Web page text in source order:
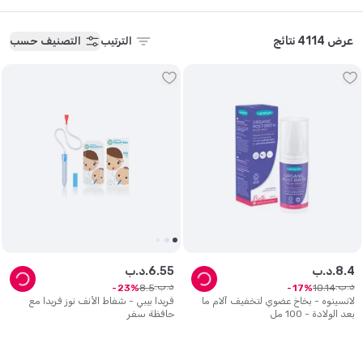
عرض 4114 نتائج الترتيب التصنيف حسب
لانسينوه - بخاخ عضوي لتخفيف آلام ما
بعد الولادة - 100 مل
د.ب.8.4
د.ب. 10.14
17
فريدا بيبي - شفاط الأنف نوز فريدا مع
حافظة سفر
د.ب.6.55
د.ب. 8.5
23